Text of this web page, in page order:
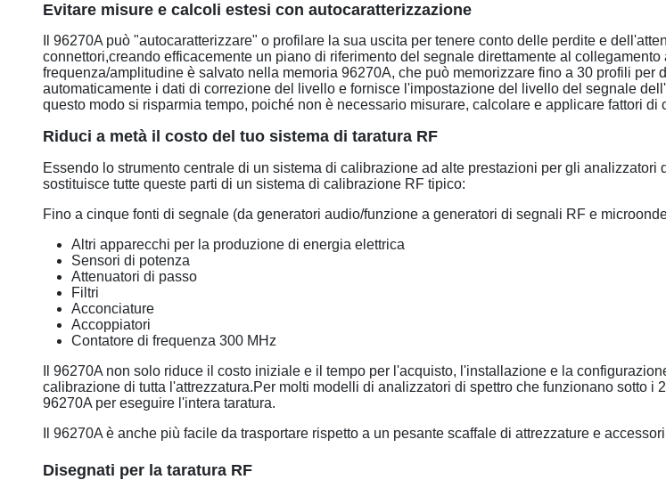
Evitare misure e calcoli estesi con autocaratterizzazione
Il 96270A può "autocaratterizzare" o profilare la sua uscita per tenere conto delle perdite e
connettori,creando efficacemente un piano di riferimento del segnale direttamente al
frequenza/amplitudine è salvato nella memoria 96270A, che può memorizzare fino a 30 profili
automaticamente i dati di correzione del livello e fornisce l'impostazione del livello del segnale
questo modo si risparmia tempo, poiché non è necessario misurare, calcolare e applicare fattori
Riduci a metà il costo del tuo sistema di taratura RF
Essendo lo strumento centrale di un sistema di calibrazione ad alte prestazioni per gli
sostituisce tutte queste parti di un sistema di calibrazione RF tipico:
Fino a cinque fonti di segnale (da generatori audio/funzione a generatori di segnali RF e
Altri apparecchi per la produzione di energia elettrica
Sensori di potenza
Attenuatori di passo
Filtri
Acconciature
Accoppiatori
Contatore di frequenza 300 MHz
Il 96270A non solo riduce il costo iniziale e il tempo per l'acquisto, l'installazione e la
calibrazione di tutta l'attrezzatura.Per molti modelli di analizzatori di spettro che funzionano sotto
96270A per eseguire l'intera taratura.
Il 96270A è anche più facile da trasportare rispetto a un pesante scaffale di attrezzature e
Disegnati per la taratura RF